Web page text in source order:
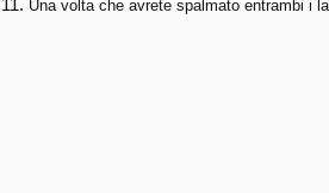
Una volta che avrete spalmato entrambi i